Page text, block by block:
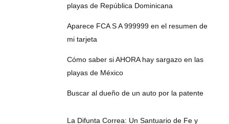
playas de República Dominicana
Aparece FCA S A 999999 en el resumen de
mi tarjeta
Cómo saber si AHORA hay sargazo en las
playas de México
Buscar al dueño de un auto por la patente
La Difunta Correa: Un Santuario de Fe y